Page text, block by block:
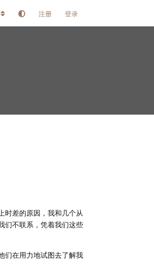
注册 登录
时差的原因，我和几个从
们不联系，凭着我们这些
们在用力地试图去了解我